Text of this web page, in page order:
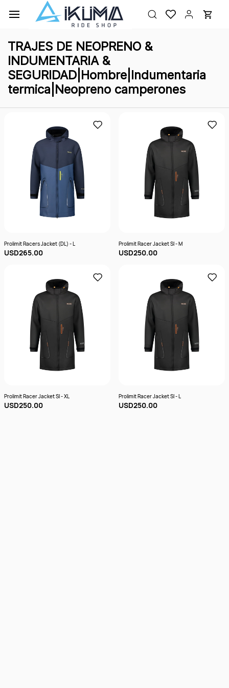
contenido
TRAJES DE NEOPRENO &
INDUMENTARIA &
SEGURIDAD|Hombre|Indumentaria
termica|Neopreno camperones
Prolimit Racers Jacket (DL) - L
USD265.00
Prolimit Racer Jacket Sl - M
USD250.00
Prolimit Racer Jacket Sl - XL
USD250.00
Prolimit Racer Jacket Sl - L
USD250.00